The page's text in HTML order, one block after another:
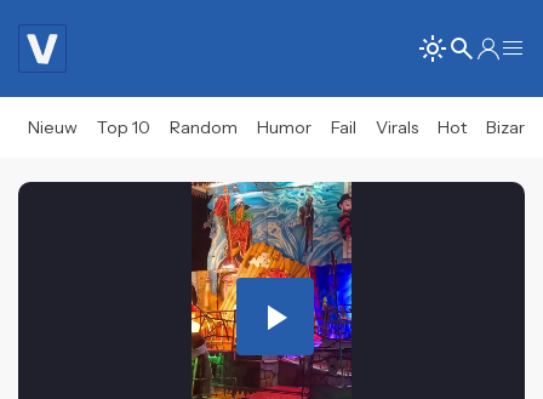
Nieuw Top 10 Random Humor Fail Virals Hot Bizar
Play
Video